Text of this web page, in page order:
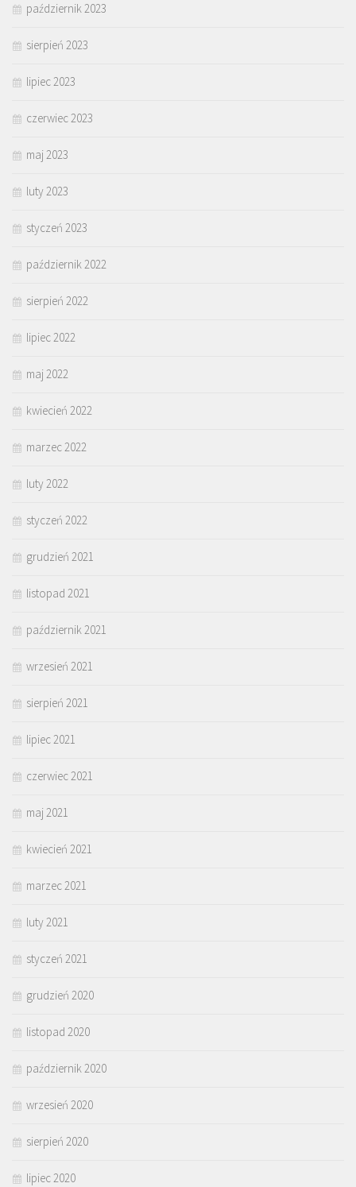
październik 2023
sierpień 2023
lipiec 2023
czerwiec 2023
maj 2023
luty 2023
styczeń 2023
październik 2022
sierpień 2022
lipiec 2022
maj 2022
kwiecień 2022
marzec 2022
luty 2022
styczeń 2022
grudzień 2021
listopad 2021
październik 2021
wrzesień 2021
sierpień 2021
lipiec 2021
czerwiec 2021
maj 2021
kwiecień 2021
marzec 2021
luty 2021
styczeń 2021
grudzień 2020
listopad 2020
październik 2020
wrzesień 2020
sierpień 2020
lipiec 2020